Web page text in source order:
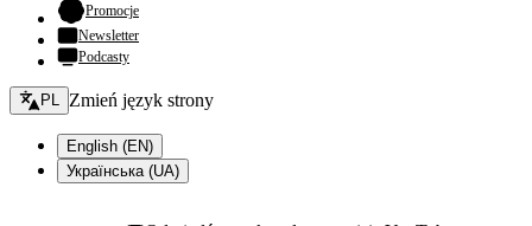
Promocje- otwiera się w nowej karcie
Newsletter
Podcasty
Zmień język - bieżący:
PL Zmień język strony
English (EN)
Українська (UA)